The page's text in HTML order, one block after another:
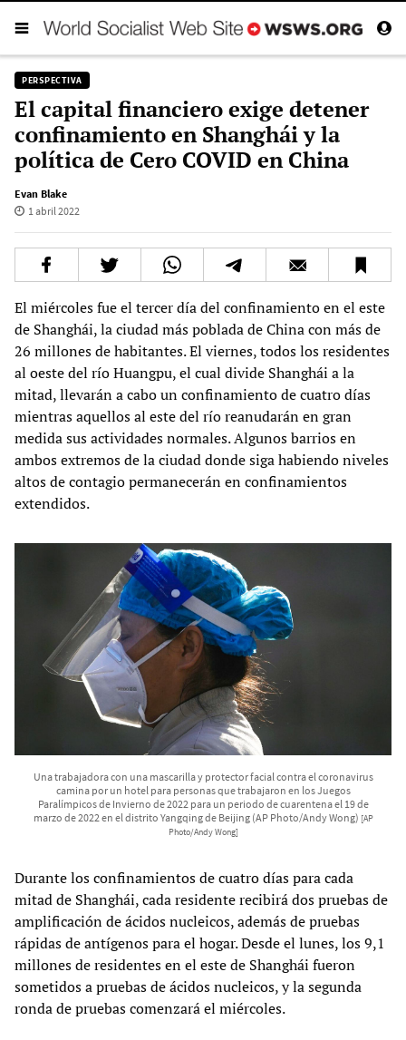
PERSPECTIVA
El capital financiero exige detener
confinamiento en Shanghái y la
política de Cero COVID en China
Evan Blake
1 abril 2022
El miércoles fue el tercer día del confinamiento en el este
de Shanghái, la ciudad más poblada de China con más de
26 millones de habitantes. El viernes, todos los residentes
al oeste del río Huangpu, el cual divide Shanghái a la
mitad, llevarán a cabo un confinamiento de cuatro días
mientras aquellos al este del río reanudarán en gran
medida sus actividades normales. Algunos barrios en
ambos extremos de la ciudad donde siga habiendo niveles
altos de contagio permanecerán en confinamientos
extendidos.
Una trabajadora con una mascarilla y protector facial contra el coronavirus
camina por un hotel para personas que trabajaron en los Juegos
Paralímpicos de Invierno de 2022 para un periodo de cuarentena el 19 de
marzo de 2022 en el distrito Yangqing de Beijing (AP Photo/Andy Wong) [AP
Photo/Andy Wong]
Durante los confinamientos de cuatro días para cada
mitad de Shanghái, cada residente recibirá dos pruebas de
amplificación de ácidos nucleicos, además de pruebas
rápidas de antígenos para el hogar. Desde el lunes, los 9,1
millones de residentes en el este de Shanghái fueron
sometidos a pruebas de ácidos nucleicos, y la segunda
ronda de pruebas comenzará el miércoles.